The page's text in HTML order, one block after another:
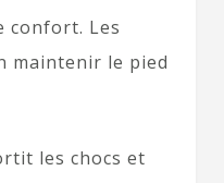
confort. Les
maintenir le pied
les chocs et